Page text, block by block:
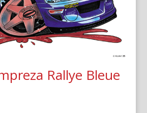
Rallye Bleue